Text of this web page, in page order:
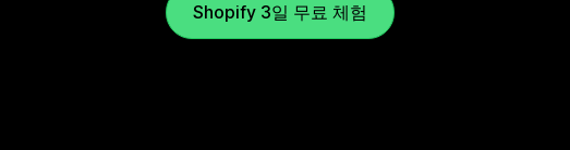
Shopify 3일 무료 체험